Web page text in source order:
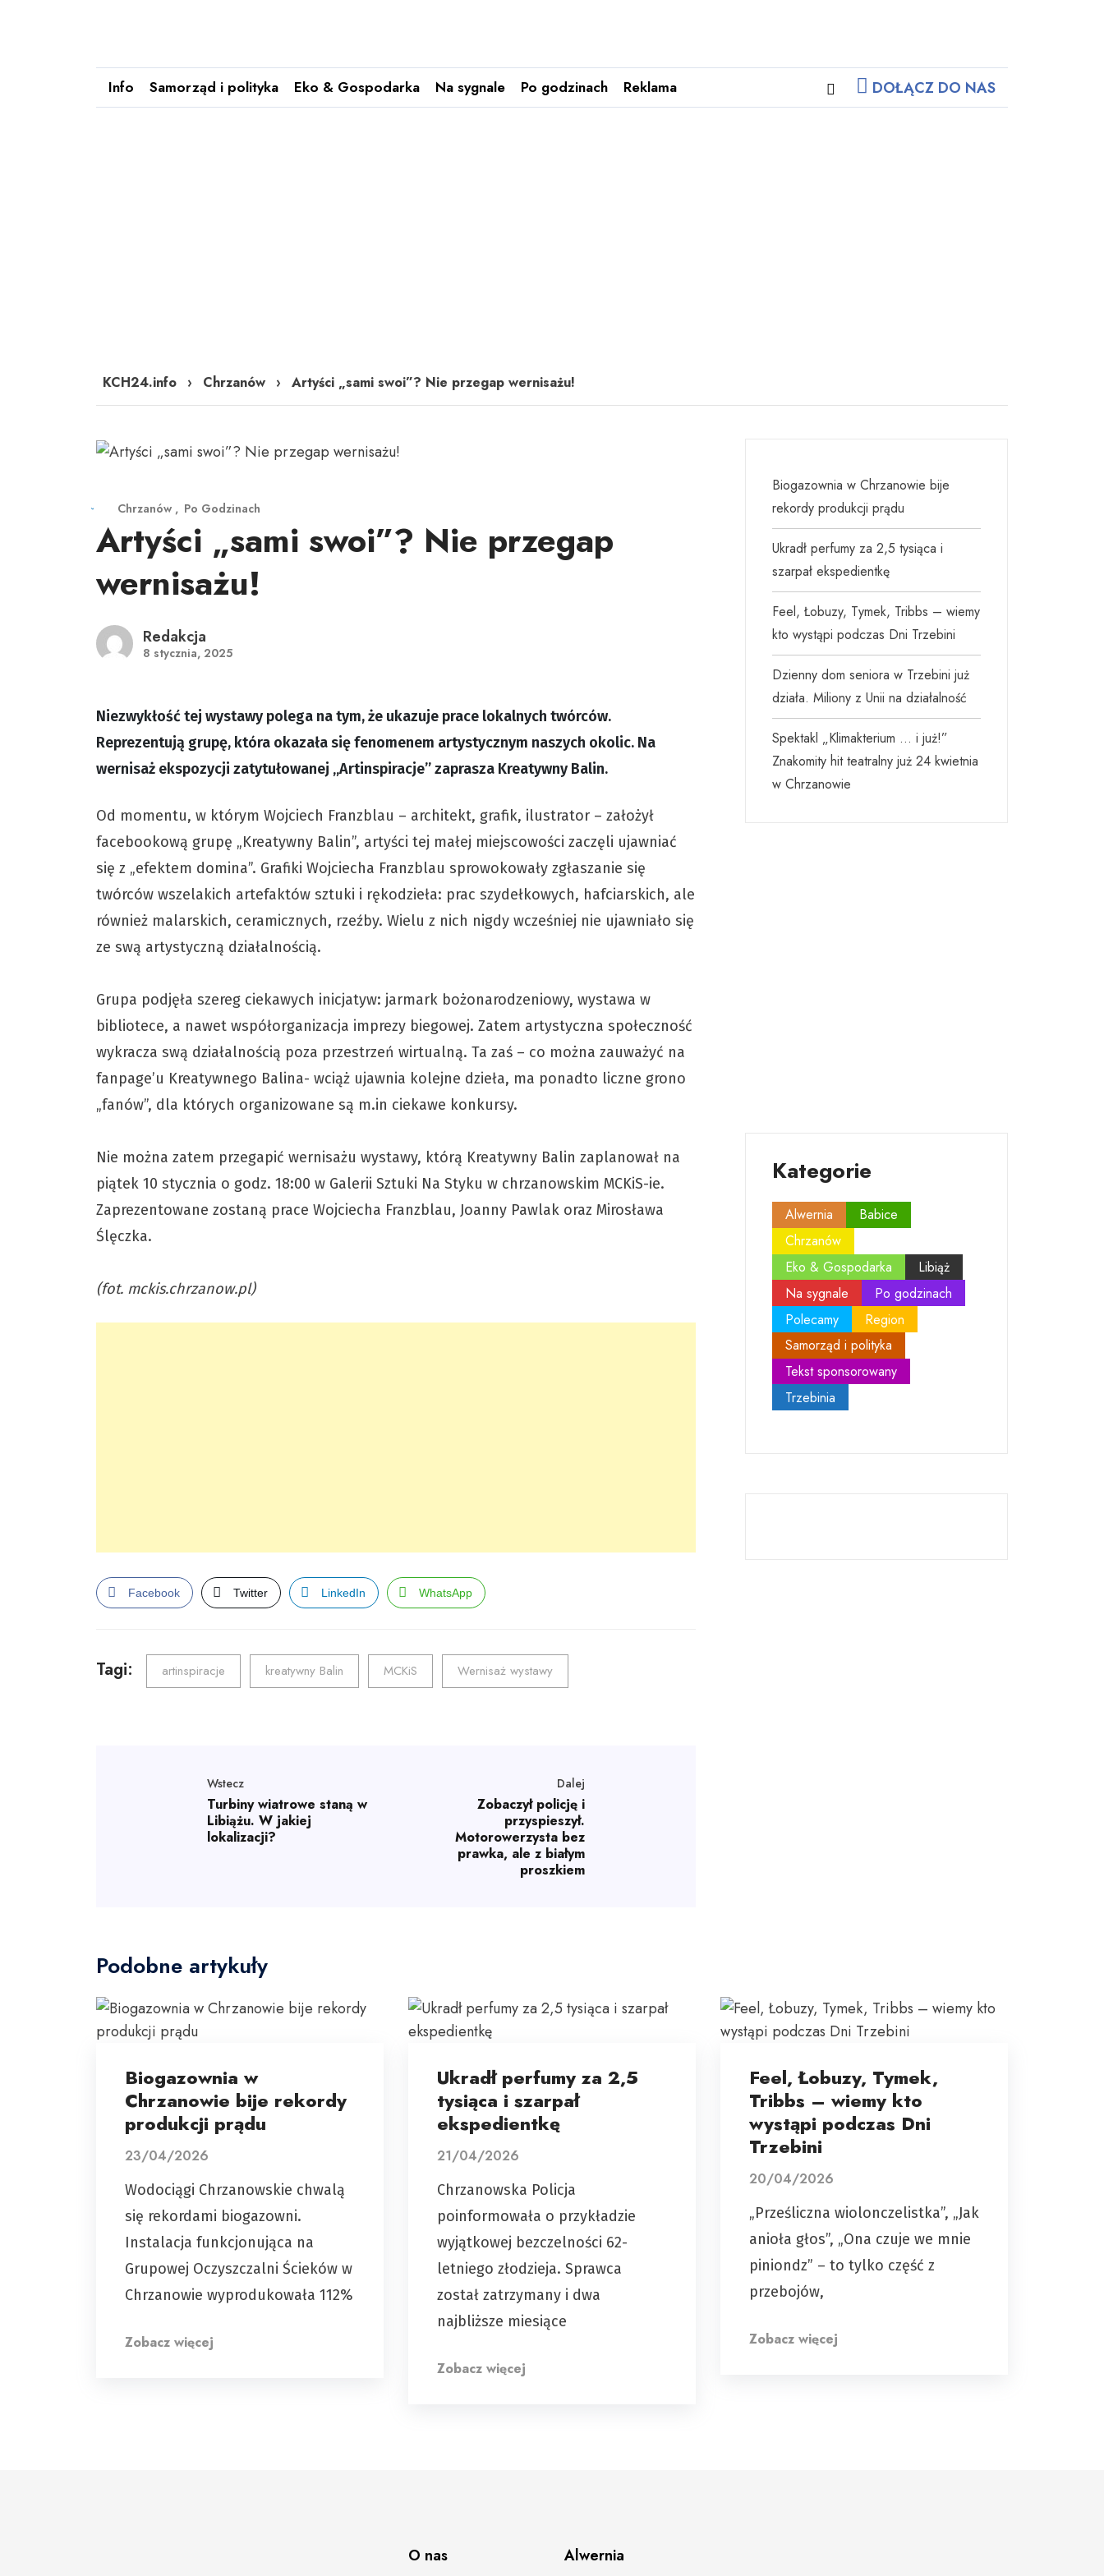
Info Samorząd i polityka Eko & Gospodarka Na sygnale Po godzinach Reklama DOŁĄCZ DO NAS
KCH24.info › Chrzanów › Artyści „sami swoi”? Nie przegap wernisażu!
Chrzanów Po Godzinach
Artyści „sami swoi”? Nie przegap
wernisażu!
Redakcja
8 stycznia, 2025
Niezwykłość tej wystawy polega na tym, że ukazuje prace lokalnych twórców.
Reprezentują grupę, która okazała się fenomenem artystycznym naszych okolic. Na
wernisaż ekspozycji zatytułowanej „Artinspiracje” zaprasza Kreatywny Balin.
Od momentu, w którym Wojciech Franzblau – architekt, grafik, ilustrator – założył
facebookową grupę „Kreatywny Balin”, artyści tej małej miejscowości zaczęli ujawniać
się z „efektem domina”. Grafiki Wojciecha Franzblau sprowokowały zgłaszanie się
twórców wszelakich artefaktów sztuki i rękodzieła: prac szydełkowych, hafciarskich, ale
również malarskich, ceramicznych, rzeźby. Wielu z nich nigdy wcześniej nie ujawniało się
ze swą artystyczną działalnością.
Grupa podjęła szereg ciekawych inicjatyw: jarmark bożonarodzeniowy, wystawa w
bibliotece, a nawet współorganizacja imprezy biegowej. Zatem artystyczna społeczność
wykracza swą działalnością poza przestrzeń wirtualną. Ta zaś – co można zauważyć na
fanpage’u Kreatywnego Balina- wciąż ujawnia kolejne dzieła, ma ponadto liczne grono
„fanów”, dla których organizowane są m.in ciekawe konkursy.
Nie można zatem przegapić wernisażu wystawy, którą Kreatywny Balin zaplanował na
piątek 10 stycznia o godz. 18:00 w Galerii Sztuki Na Styku w chrzanowskim MCKiS-ie.
Zaprezentowane zostaną prace Wojciecha Franzblau, Joanny Pawlak oraz Mirosława
Ślęczka.
(fot. mckis.chrzanow.pl)
Facebook Twitter LinkedIn WhatsApp
Tagi: artinspiracje kreatywny Balin MCKiS Wernisaż wystawy
Wstecz
Turbiny wiatrowe staną w
Libiążu. W jakiej
lokalizacji?
Dalej
Zobaczył policję i
przyspieszył.
Motorowerzysta bez
prawka, ale z białym
proszkiem
Biogazownia w Chrzanowie bije
rekordy produkcji prądu
Ukradł perfumy za 2,5 tysiąca i
szarpał ekspedientkę
Feel, Łobuzy, Tymek, Tribbs – wiemy
kto wystąpi podczas Dni Trzebini
Dzienny dom seniora w Trzebini już
działa. Miliony z Unii na działalność
Spektakl „Klimakterium … i już!”
Znakomity hit teatralny już 24 kwietnia
w Chrzanowie
Kategorie
Alwernia
Babice
Chrzanów
Eko & Gospodarka
Libiąż
Na sygnale
Po godzinach
Polecamy
Region
Samorząd i polityka
Tekst sponsorowany
Trzebinia
Podobne artykuły
Biogazownia w
Chrzanowie bije rekordy
produkcji prądu
23/04/2026
Wodociągi Chrzanowskie chwalą
się rekordami biogazowni.
Instalacja funkcjonująca na
Grupowej Oczyszczalni Ścieków w
Chrzanowie wyprodukowała 112%
Zobacz więcej
Ukradł perfumy za 2,5
tysiąca i szarpał
ekspedientkę
21/04/2026
Chrzanowska Policja
poinformowała o przykładzie
wyjątkowej bezczelności 62-
letniego złodzieja. Sprawca
został zatrzymany i dwa
najbliższe miesiące
Zobacz więcej
Feel, Łobuzy, Tymek,
Tribbs – wiemy kto
wystąpi podczas Dni
Trzebini
20/04/2026
„Prześliczna wiolonczelistka”, „Jak
anioła głos”, „Ona czuje we mnie
piniondz” – to tylko część z
przebojów,
Zobacz więcej
O nas Alwernia